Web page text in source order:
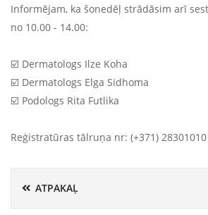
Informējam, ka šonedēļ strādāsim arī
no 10.00 - 14.00:
☑️ Dermatologs Ilze Koha
☑️ Dermatologs Elga Sidhoma
☑️ Podologs Rita Futlika
Reģistratūras tālruņa nr: (+371) 28301010
ATPAKAĻ